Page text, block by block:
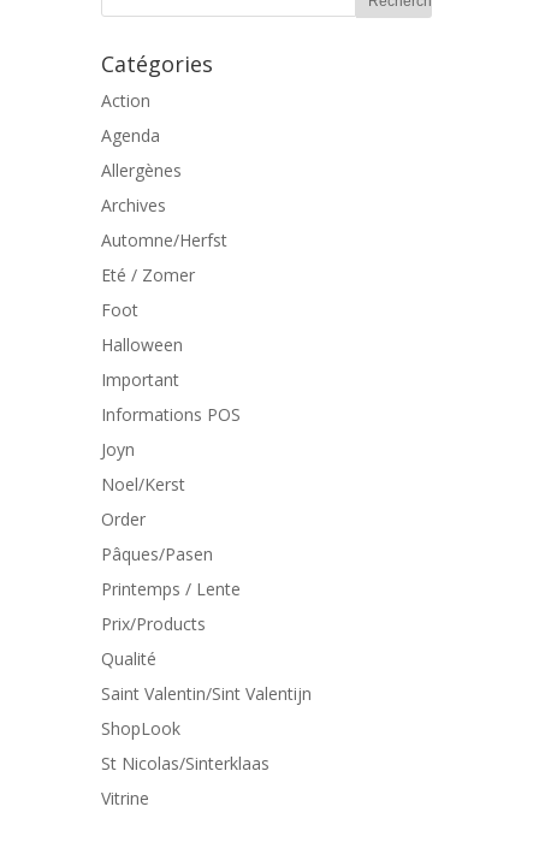
Catégories
Action
Agenda
Allergènes
Archives
Automne/Herfst
Eté / Zomer
Foot
Halloween
Important
Informations POS
Joyn
Noel/Kerst
Order
Pâques/Pasen
Printemps / Lente
Prix/Products
Qualité
Saint Valentin/Sint Valentijn
ShopLook
St Nicolas/Sinterklaas
Vitrine